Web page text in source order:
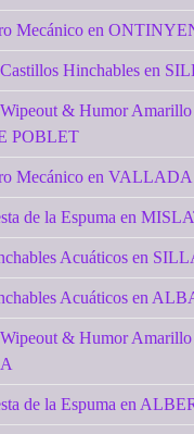
Mecánico en
Hinchables en
& Humor Amarillo
POBLET
Mecánico en VALLADA
de la Espuma en
Acuáticos en
Acuáticos en
& Humor Amarillo
de la Espuma en